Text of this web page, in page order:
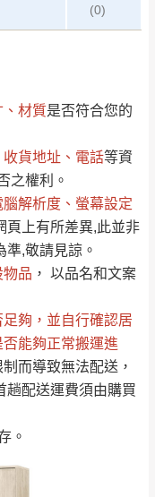
(0)
、材質是否符合您的
貨地址、電話等資
之權利。
解析度、螢幕設定
頁上有所差異,此並非
,敬請見諒。
物品 ， 以品名和文案
夠 ，並自行確認居
能夠正常搬運進
而導致無法配送，
趟配送運費須由購買
。
偏遠地區
（請先線上詢問 LINE
→@dershin ）
復興鄉
峨眉鄉、五峰鄉、
橫山、北埔鄉、尖
石鄉、寶山鄉山
區、新埔山區、芎
更新，如有需
或到「官方
有「現貨」與
有權取消訂
計或客製，敬請
我們客服會與您
單。
）
未詢問下單後無
與您聯絡
→
送規章)。
上圖片